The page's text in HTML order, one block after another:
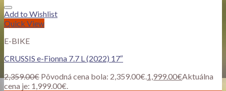
Add to Wishlist
Quick View
E-BIKE
CRUSSIS e-Fionna 7.7 L (2022) 17″
2,359.00€ Pôvodná cena bola: 2,359.00€. 1,999.00€Aktuálna
cena je: 1,999.00€.